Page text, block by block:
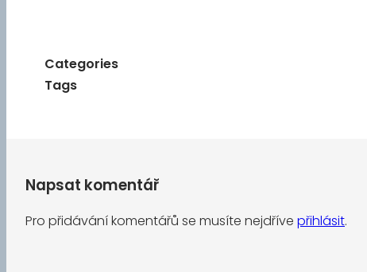
Categories
Tags
Napsat komentář
Pro přidávání komentářů se musíte nejdříve přihlásit.